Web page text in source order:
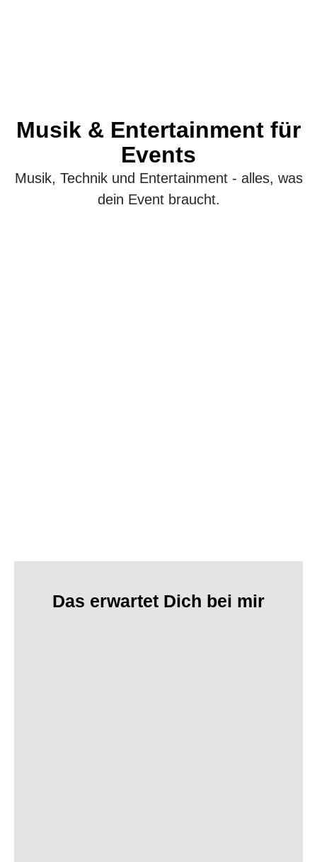
Musik & Entertainment für
Events
Musik, Technik und Entertainment - alles, was
dein Event braucht.
Das erwartet Dich bei mir